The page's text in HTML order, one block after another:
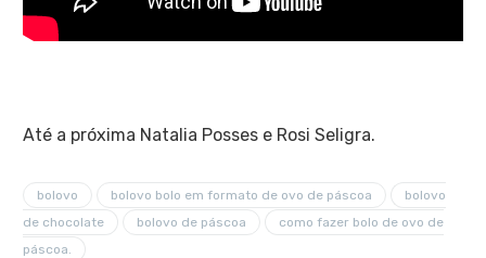
Até a próxima Natalia Posses e Rosi Seligra.
bolovo bolovo bolo em formato de ovo de páscoa
bolovo
de chocolate
bolovo de páscoa
como fazer bolo de ovo de
páscoa.